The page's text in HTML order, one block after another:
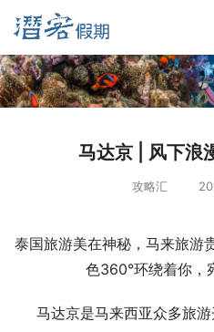
马达京 | 风下浪
攻略汇
泰国旅游美在神秘，马来旅游
色360°环绕着你，
马达京是马来西亚众多旅